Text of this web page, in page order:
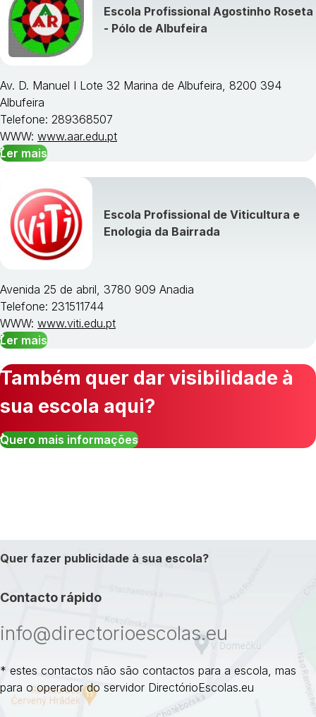
Escola Profissional Agostinho Roseta
- Pólo de Albufeira
Av. D. Manuel I Lote 32 Marina de Albufeira, 8200 394
Albufeira
Telefone: 289368507
WWW: www.aar.edu.pt
Ler mais
Escola Profissional de Viticultura e
Enologia da Bairrada
Avenida 25 de abril, 3780 909 Anadia
Telefone: 231511744
WWW: www.viti.edu.pt
Ler mais
Também quer dar visibilidade à
sua escola aqui?
Quero mais informações
Quer fazer publicidade à sua escola?
Contacto rápido
info@directorioescolas.eu
* estes contactos não são contactos para a escola, mas
para o operador do servidor DirectórioEscolas.eu